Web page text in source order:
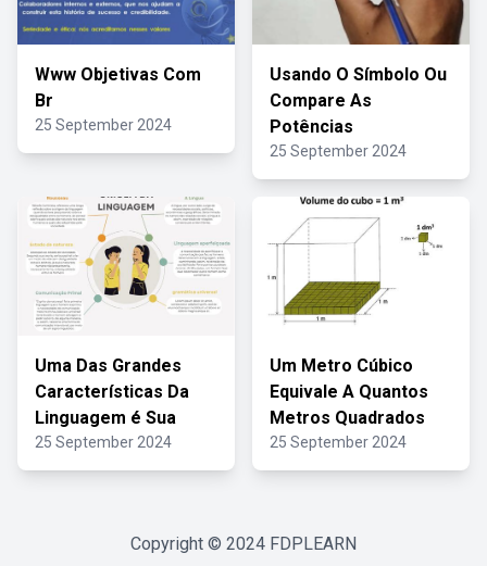
Www Objetivas Com
Br
25 September 2024
Usando O Símbolo Ou
Compare As
Potências
25 September 2024
Uma Das Grandes
Características Da
Linguagem é Sua
25 September 2024
Um Metro Cúbico
Equivale A Quantos
Metros Quadrados
25 September 2024
Copyright © 2024 FDPLEARN